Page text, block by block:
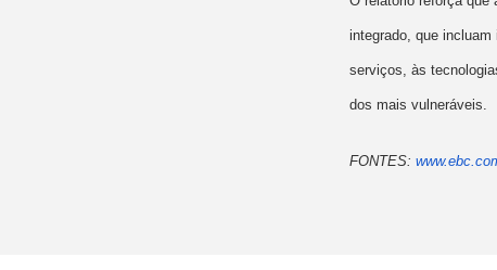
integrado, que
serviços, às
dos mais vulneráveis.
FONTES: